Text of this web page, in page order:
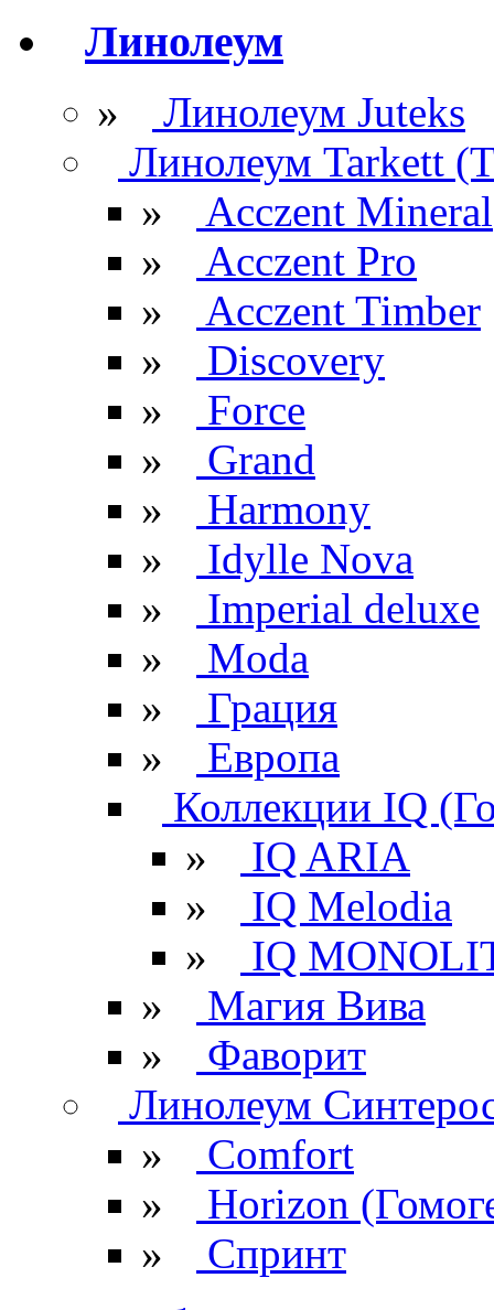
Линолеум
»
Линолеум Juteks
Линолеум Tarkett
»
Acczent Mineral
»
Acczent Pro
»
Acczent Timber
»
Discovery
»
Force
»
Grand
»
Harmony
»
Idylle Nova
»
Imperial deluxe
»
Moda
»
Грация
»
Европа
Коллекции IQ
»
IQ ARIA
»
IQ Melodia
»
IQ
»
Магия Вива
»
Фаворит
Линолеум
»
Comfort
»
Horizon
»
Спринт